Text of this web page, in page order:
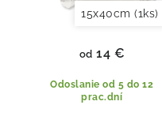
15x40cm (1ks)
Odoslanie od 5 do 12
prac.dní
od 14 €